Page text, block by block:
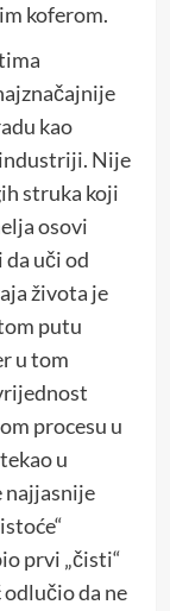
koferom.
kao
Nije
struka koji
osovi
uči od
života je
putu
u tom
procesu u
u
najjasnije
prvi „čisti“
da ne